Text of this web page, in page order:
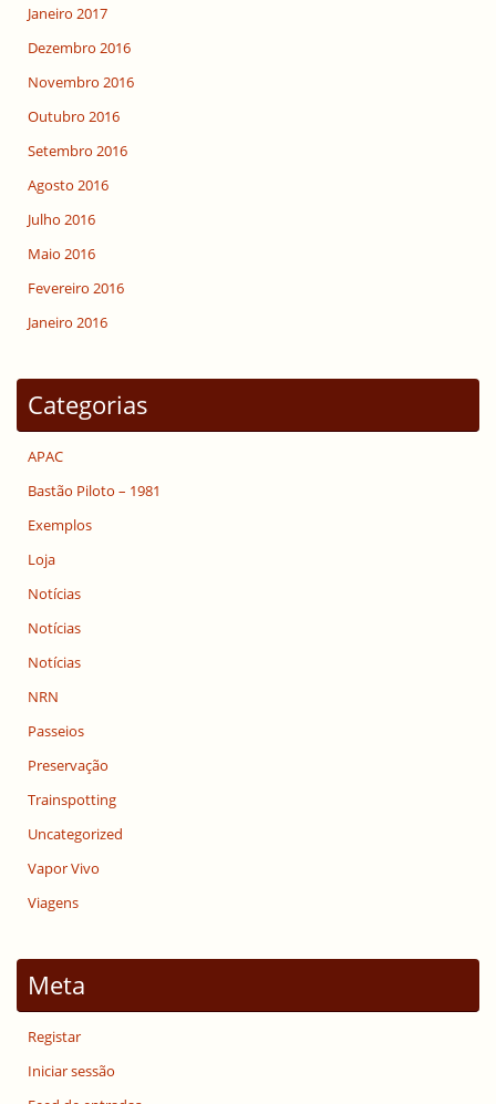
Janeiro 2017
Dezembro 2016
Novembro 2016
Outubro 2016
Setembro 2016
Agosto 2016
Julho 2016
Maio 2016
Fevereiro 2016
Janeiro 2016
Categorias
APAC
Bastão Piloto – 1981
Exemplos
Loja
Notícias
Notícias
Notícias
NRN
Passeios
Preservação
Trainspotting
Uncategorized
Vapor Vivo
Viagens
Meta
Registar
Iniciar sessão